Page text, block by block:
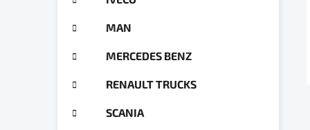
MAN
MERCEDES BENZ
RENAULT TRUCKS
SCANIA